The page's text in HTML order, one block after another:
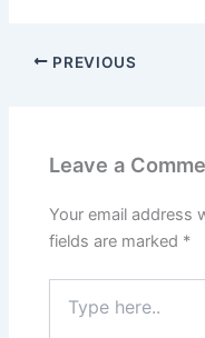
PREVIOUS
Leave a
Your email address
fields are marked *
here..